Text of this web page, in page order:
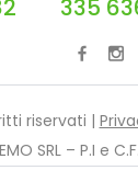
335
riservati |
SRL – P.I e